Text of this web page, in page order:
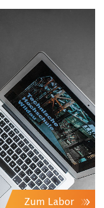
Zum Labor